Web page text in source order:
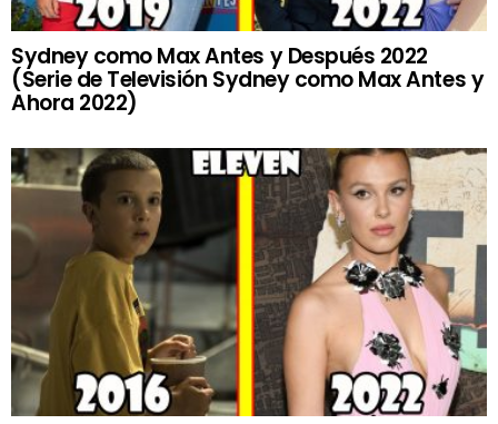
Sydney como Max Antes y Después 2022
(Serie de Televisión Sydney como Max Antes y
Ahora 2022)